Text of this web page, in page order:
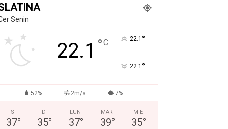
Senin
22.1 °C 22.1 °
22.1 °
52% 2m/s 7%
S
37°
D
35°
LUN
37°
MAR
39°
MIE
35°